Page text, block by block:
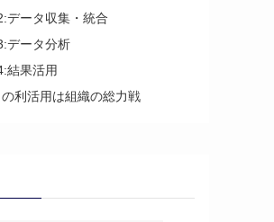
データ収集・統合
データ分析
結果活用
利活用は組織の総力戦